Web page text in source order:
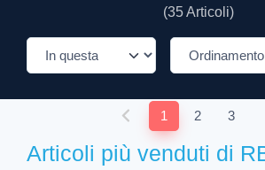
(35 Articoli)
1 2 3
Articoli più venduti di